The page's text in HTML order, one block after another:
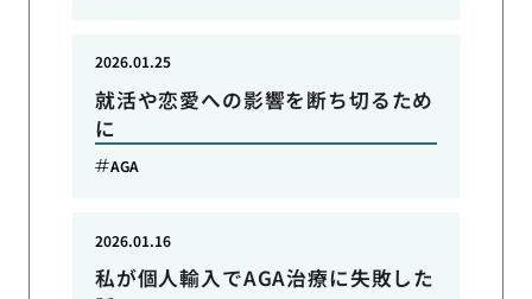
就活や恋愛への影響を断ち切るため
に
2026.01.25
AGA
私が個人輸入でAGA治療に失敗した
2026.01.16